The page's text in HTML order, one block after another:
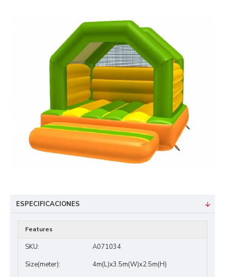
ESPECIFICACIONES
Features
SKU:
A071034
Size(meter):
4m(L)x3.5m(W)x2.5m(H)